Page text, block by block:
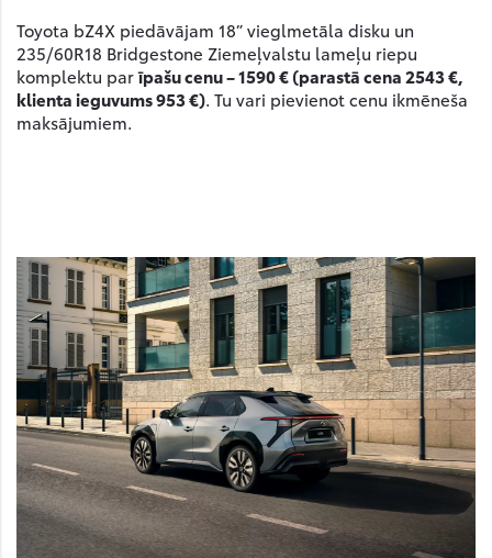
Toyota bZ4X piedāvājam 18” vieglmetāla disku un
235/60R18 Bridgestone Ziemeļvalstu lameļu riepu
komplektu parīpašu cenu – 1590 € (parastā cena 2543 €,
klienta ieguvums 953 €). Tu vari pievienot cenu ikmēneša
maksājumiem.